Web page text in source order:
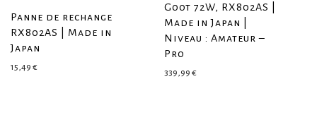
Panne de rechange
RX802AS | Made in
Japan
15,49 €
Goot 72W, RX802AS |
Made in Japan |
Niveau : Amateur –
Pro
339,99 €